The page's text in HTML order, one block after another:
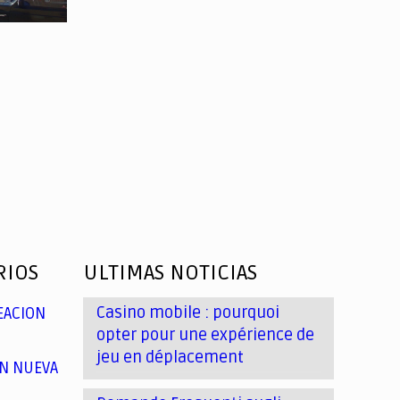
NUEVA
ULTIMAS NOTICIAS
Casino mobile : pourquoi
opter pour une expérience de
jeu en déplacement